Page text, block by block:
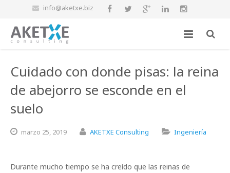
info@aketxe.biz
Cuidado con donde pisas: la reina
de abejorro se esconde en el
suelo
marzo 25, 2019 AKETXE Consulting Ingeniería
Durante mucho tiempo se ha creído que las reinas de